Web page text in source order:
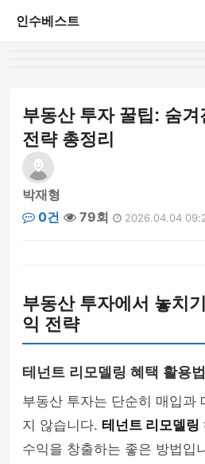
인수베스트
부동산 투자 꿀팁: 숨
전략 총정리
박재형
0건
79회 2026.04.04
부동산 투자에서 놓치
익 전략
테넌트 리모델링 혜택 활용법
부동산 투자는 단순히 매입과
지 않습니다. 테넌트 리모델링
수익을 창출하는 좋은 방법입